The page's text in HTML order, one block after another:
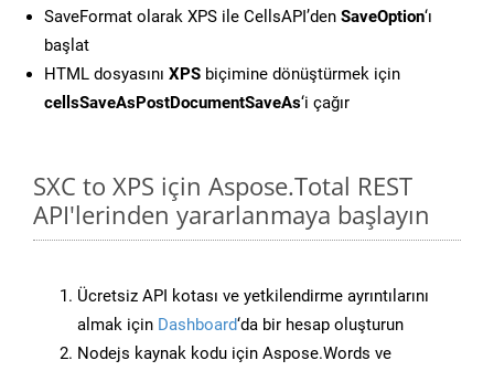
SaveFormat olarak XPS ile CellsAPI’den SaveOption‘ı
başlat
HTML dosyasını XPS biçimine dönüştürmek için
cellsSaveAsPostDocumentSaveAs‘i çağır
SXC to XPS için Aspose.Total REST
API'lerinden yararlanmaya başlayın
Ücretsiz API kotası ve yetkilendirme ayrıntılarını
almak için Dashboard‘da bir hesap oluşturun
Nodejs kaynak kodu için Aspose.Words ve